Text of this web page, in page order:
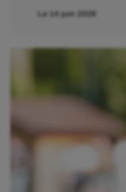
Escrime
Futsal
Golf
Gymnastique
Le 14 juin 2026